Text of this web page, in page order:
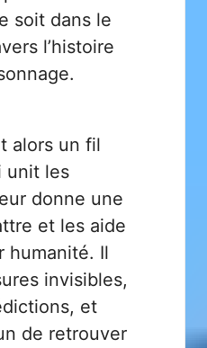
soit dans le
l’histoire
alors un fil
unit les
donne une
et les aide
humanité. Il
invisibles,
et
de retrouver